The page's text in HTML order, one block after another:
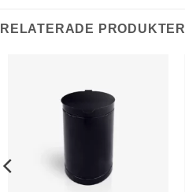
RELATERADE PRODUKTER